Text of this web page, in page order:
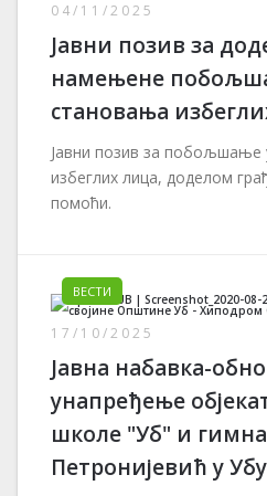
04/11/2025
Јавни позив за
намењене
становања
Јавни позив за побољшање
избеглих лица, доделом
помоћи.
ВЕСТИ
17/10/2025
Јавна набавка-
унапређење
школе "Уб" и
Петронијевић у